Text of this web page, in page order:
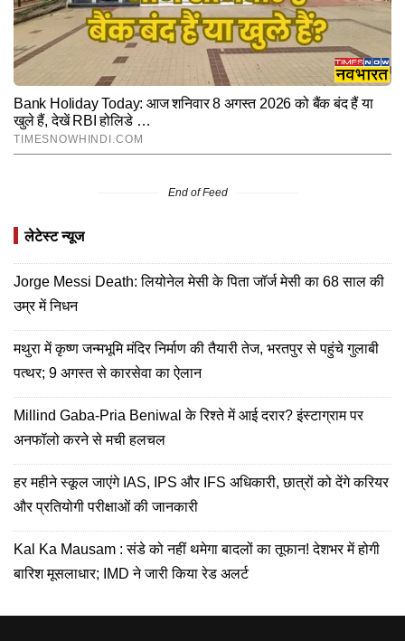
End of Feed
लेटेस्ट न्यूज
Jorge Messi Death: लियोनेल मेसी के पिता जॉर्ज मेसी का 68 साल की
उम्र में निधन
मथुरा में कृष्ण जन्मभूमि मंदिर निर्माण की तैयारी तेज, भरतपुर से पहुंचे गुलाबी
पत्थर; 9 अगस्त से कारसेवा का ऐलान
Millind Gaba-Pria Beniwal के रिश्ते में आई दरार? इंस्टाग्राम पर
अनफॉलो करने से मची हलचल
हर महीने स्कूल जाएंगे IAS, IPS और IFS अधिकारी, छात्रों को देंगे करियर
और प्रतियोगी परीक्षाओं की जानकारी
Kal Ka Mausam : संडे को नहीं थमेगा बादलों का तूफान! देशभर में होगी
बारिश मूसलाधार; IMD ने जारी किया रेड अलर्ट